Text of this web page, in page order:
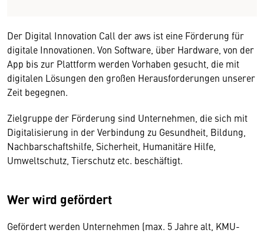
Der Digital Innovation Call der aws ist eine Förderung für
digitale Innovationen. Von Software, über Hardware, von der
App bis zur Plattform werden Vorhaben gesucht, die mit
digitalen Lösungen den großen Herausforderungen unserer
Zeit begegnen.
Zielgruppe der Förderung sind Unternehmen, die sich mit
Digitalisierung in der Verbindung zu Gesundheit, Bildung,
Nachbarschaftshilfe, Sicherheit, Humanitäre Hilfe,
Umweltschutz, Tierschutz etc. beschäftigt.
Wer wird gefördert
Gefördert werden Unternehmen (max. 5 Jahre alt, KMU-